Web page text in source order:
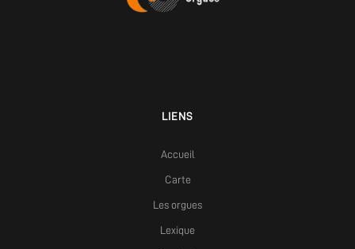
LIENS
Accueil
Carte
Les orgues
Lexique